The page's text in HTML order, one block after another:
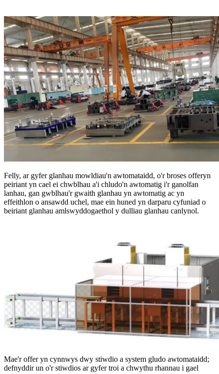
Felly, ar gyfer glanhau mowldiau'n awtomataidd, o'r broses offeryn
peiriant yn cael ei chwblhau a'i chludo'n awtomatig i'r ganolfan
lanhau, gan gwblhau'r gwaith glanhau yn awtomatig ac yn
effeithlon o ansawdd uchel, mae ein huned yn darparu cyfuniad o
beiriant glanhau amlswyddogaethol y dulliau glanhau canlynol.
Mae'r offer yn cynnwys dwy stiwdio a system gludo awtomataidd;
defnyddir un o'r stiwdios ar gyfer troi a chwythu rhannau i gael